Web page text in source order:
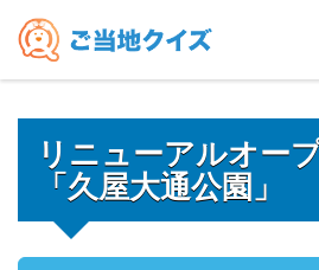
リニューアルオー
「久屋大通公園」